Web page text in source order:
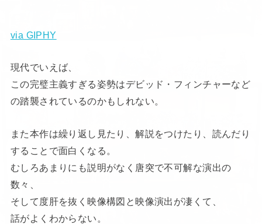
via GIPHY
現代でいえば、
この完璧主義すぎる姿勢はデビッド・フィンチャーなど
の踏襲されているのかもしれない。
また本作は繰り返し見たり、解説をつけたり、読んだり
することで面白くなる。
むしろあまりにも説明がなく唐突で不可解な演出の
数々、
そして度肝を抜く映像構図と映像演出が凄くて、
話がよくわからない。